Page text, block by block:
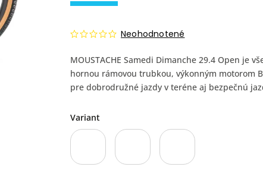
Neohodnotené
MOUSTACHE Samedi Dimanche 29.4 Open je
hornou rámovou trubkou, výkonným motorom
pre dobrodružné jazdy v teréne aj bezpečnú
Variant